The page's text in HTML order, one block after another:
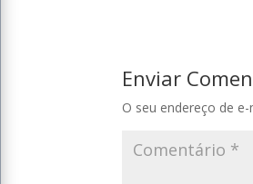
Enviar
O seu endereço de